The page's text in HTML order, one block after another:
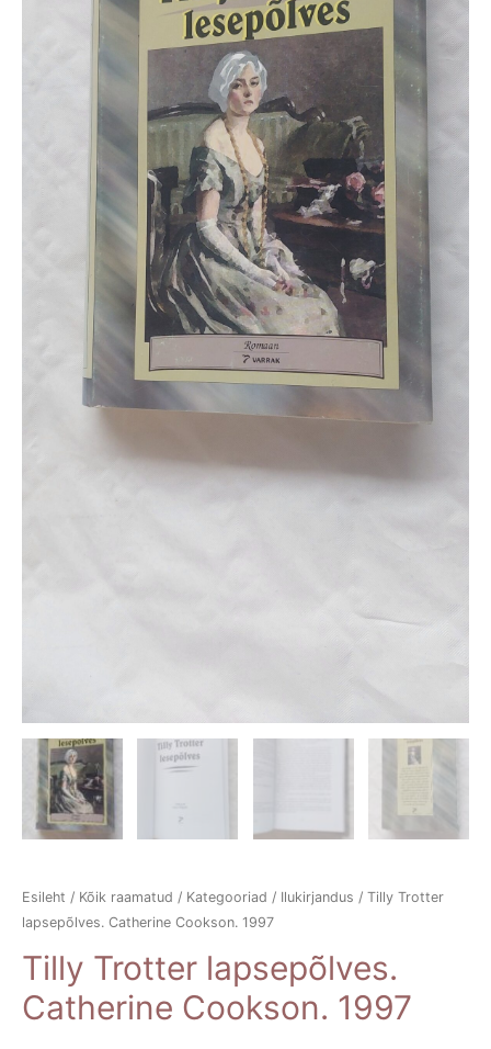
Esileht / Kõik raamatud / Kategooriad / Ilukirjandus / Tilly Trotter
lapsepõlves. Catherine Cookson. 1997
Tilly Trotter lapsepõlves.
Catherine Cookson. 1997